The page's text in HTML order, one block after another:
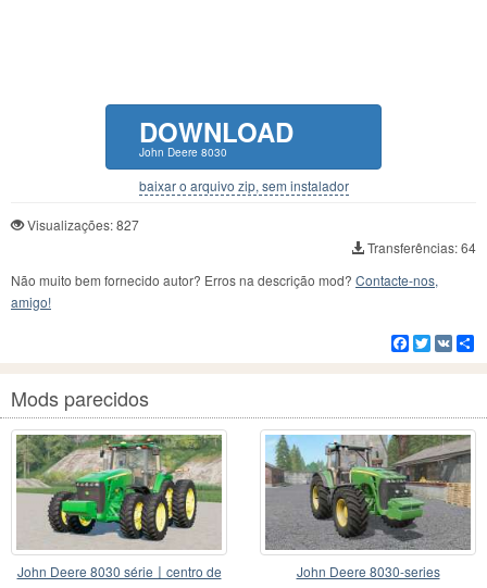
DOWNLOAD
John Deere 8030
baixar o arquivo zip, sem instalador
Visualizações: 827
Transferências: 64
Não muito bem fornecido autor? Erros na descrição mod? Contacte-nos,
amigo!
Facebook
Twitter
VK
Mods parecidos
John Deere 8030 série〡centro de
John Deere 8030-series